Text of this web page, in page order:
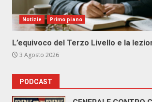
Notizie Primo piano
L’equivoco del Terzo Livello e la
3 Agosto 2026
PODCAST